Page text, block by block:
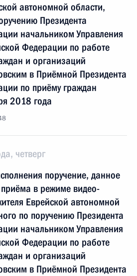
автономной области,
Президента
начальником Управления
Федерации по работе
и организаций
в Приёмной Президента
по приёму граждан
2018 года
четверг
поручение, данное
в режиме видео-
Еврейской автономной
по поручению Президента
начальником Управления
Федерации по работе
и организаций
в Приёмной Президента